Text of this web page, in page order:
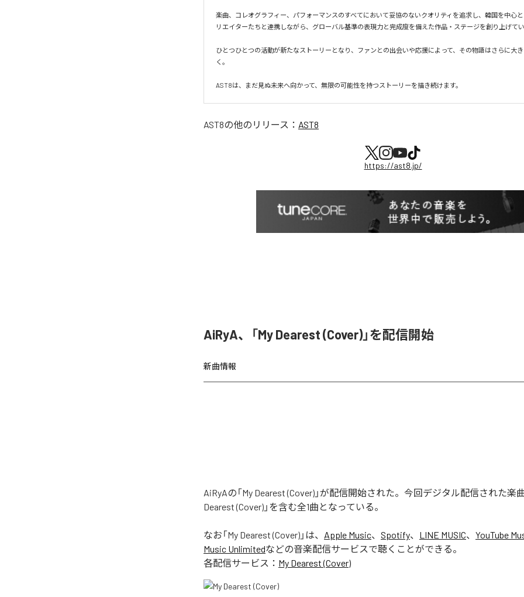
楽曲、コレオグラフィー、パフォーマンスのすべてにおいて妥協のないクオリティを追求し、韓国を中心
リエイターたちと連携しながら、グローバル基準の表現力と完成度を備えた作品・ステージを創り上げてい
ひとつひとつの活動が新たなストーリーとなり、ファンとの出会いや応援によって、その物語はさらに大
く。
AST8は、まだ見ぬ未来へ向かって、無限の可能性を持つストーリーを描き続けます。
AST8の他のリリース： AST8
https://ast8.jp/
AiRyA、「My Dearest (Cover)」を配信開始
新曲情報
AiRyAの「My Dearest (Cover)」が配信開始された。今回デジタル配信された楽
Dearest (Cover)」を含む全1曲となっている。
なお「My Dearest (Cover) 」は、 Apple Music、 Spotify、 LINE MUSIC、 YouTube
Music Unlimitedなどの音楽配信サービスで聴くことができる。
各配信サービス： My Dearest (Cover)